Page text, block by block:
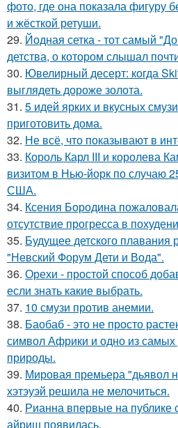
фото, где она показала фигуру
и жёсткой ретуши.
29. Йодная сетка - тот самый
детства, о котором слышал
30. Ювелирный десерт: когда
выглядеть дороже золота.
31. 5 идей ярких и вкусных
приготовить дома.
32. Не всё, что показывают в
33. Король Карл III и королева
визитом в Нью-йорк по случаю
США.
34. Ксения Бородина
отсутствие прогресса в
35. Будущее детского плавания
"Невский Форум Дети и Вода".
36. Орехи - простой способ
если знать какие выбрать.
37. 10 смузи против анемии.
38. Баобаб - это не просто
символ Африки и одно из самых
природы.
39. Мировая премьера "дьявол
хэтэуэй решила не мелочиться.
40. Рианна впервые на публике
айриш появилась.